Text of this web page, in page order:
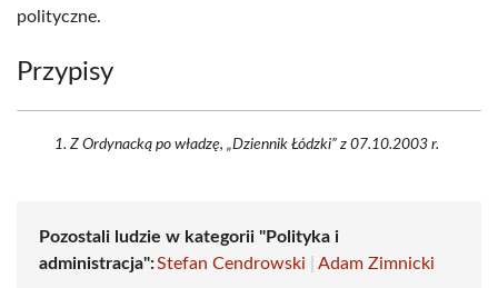
polityczne.
Przypisy
Z Ordynacką po władzę, „Dziennik Łódzki” z 07.10.2003 r.
Pozostali ludzie w kategorii "Polityka i
administracja":Stefan Cendrowski Adam Zimnicki